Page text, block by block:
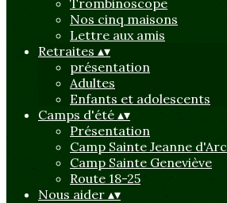
Trombinoscope
Nos cinq maisons
Lettre aux amis
Retraites ▴▾
présentation
Adultes
Enfants et adolescents
Camps d'été ▴▾
Présentation
Camp Sainte Jeanne d'Arc
Camp Sainte Geneviève
Route 18-25
Nous aider ▴▾